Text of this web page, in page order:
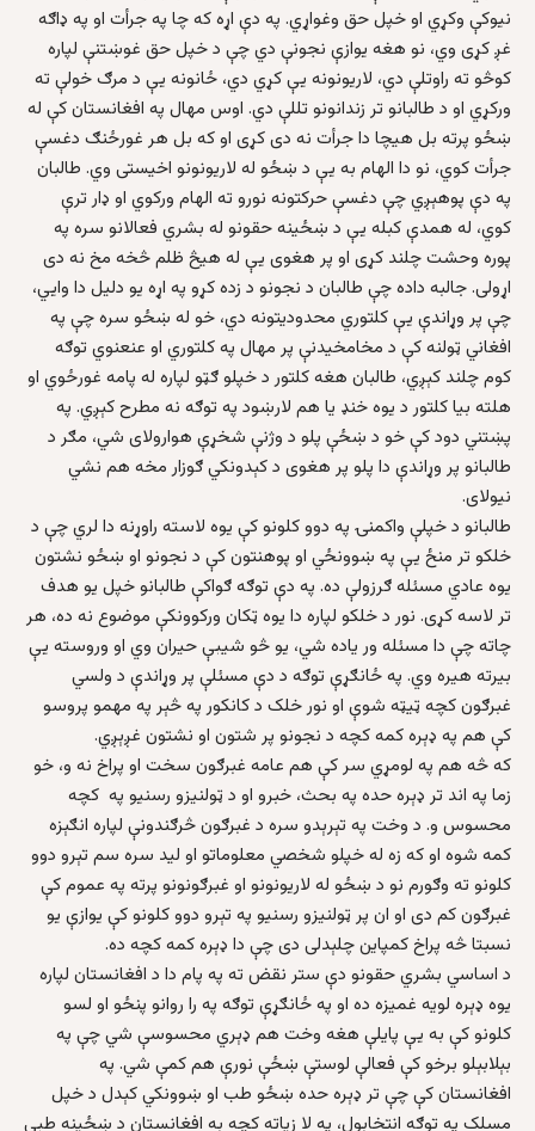
نيوکې وکړي او خپل حق وغواړي. په دې اړه که چا په جرأت او په ډاګه
غږ کړی وي، نو هغه يوازې نجونې دي چې د خپل حق غوښتنې لپاره
کوڅو ته راوتلې دي، لاريونونه يې کړي دي، ځانونه يې د مرګ خولې ته
ورکړي او د طالبانو تر زندانونو تللې دي. اوس مهال په افغانستان کې له
ښځو پرته بل هيچا دا جرأت نه دی کړی او که بل هر غورځنګ دغسې
جرأت کوي، نو دا الهام به يې د ښځو له لاريونونو اخيستی وي. طالبان
په دې پوهېږي چې دغسې حرکتونه نورو ته الهام ورکوي او ډار ترې
کوي، له همدې کبله يې د ښځينه حقونو له بشري فعالانو سره په
پوره وحشت چلند کړی او پر هغوی يې له هيڅ ظلم څخه مخ نه دی
اړولی. جالبه داده چې طالبان د نجونو د زده کړو په اړه يو دليل دا وايي،
چې پر وړاندې يې کلتوري محدوديتونه دي، خو له ښځو سره چې په
افغاني ټولنه کې د مخامخيدنې پر مهال په کلتوري او عنعنوي توګه
کوم چلند کېږي، طالبان هغه کلتور د خپلو ګټو لپاره له پامه غورځوي او
هلته بيا کلتور د يوه خنډ يا هم لارښود په توګه نه مطرح کېږي. په
پښتني دود کې خو د ښځې پلو د وژنې شخړې هوارولای شي، مګر د
طالبانو پر وړاندې دا پلو پر هغوی د کېدونکي ګوزار مخه هم نشي
نيولای.
طالبانو د خپلې واکمنۍ په دوو کلونو کې يوه لاسته راوړنه دا لري چې د
خلکو تر منځ يې په ښوونځي او پوهنتون کې د نجونو او ښځو نشتون
يوه عادي مسئله ګرزولې ده. په دې توګه ګواکې طالبانو خپل يو هدف
تر لاسه کړی. نور د خلکو لپاره دا يوه ټکان ورکوونکې موضوع نه ده، هر
چاته چې دا مسئله ور ياده شي، يو څو شيبې حيران وي او وروسته يې
بيرته هيره وي. په ځانګړې توګه د دې مسئلې پر وړاندې د ولسي
غبرګون کچه ټيټه شوې او نور خلک د کانکور په څېر په مهمو پروسو
کې هم په ډېره کمه کچه د نجونو پر شتون او نشتون غږېږي.
که څه هم په لومړي سر کې هم عامه غبرګون سخت او پراخ نه و، خو
زما په اند تر ډېره حده په بحث، خبرو او د ټولنيزو رسنيو په کچه
محسوس و. د وخت په تېرېدو سره د غبرګون څرګندونې لپاره انګېزه
کمه شوه او که زه له خپلو شخصي معلوماتو او ليد سره سم تېرو دوو
کلونو ته وګورم نو د ښځو له لاريونونو او غبرګونونو پرته په عموم کې
غبرګون کم دی او ان پر ټولنيزو رسنيو په تېرو دوو کلونو کې يوازې يو
نسبتا څه پراخ کمپاين چلېدلی دی چې دا ډېره کمه کچه ده.
د اساسي بشري حقونو دې ستر نقض ته په پام دا د افغانستان لپاره
يوه ډېره لويه غميزه ده او په ځانګړې توګه په را روانو پنځو او لسو
کلونو کې به يې پايلې هغه وخت هم ډېري محسوسې شي چې په
بېلابېلو برخو کې فعالې لوستې ښځې نورې هم کمې شي. په
افغانستان کې چې تر ډېره حده ښځو طب او ښوونکي کېدل د خپل
مسلک په توګه انتخابول، په لا زياته کچه به افغانستان د ښځينه طبي